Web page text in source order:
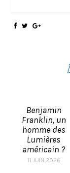
Benjamin
Franklin, un
homme des
Lumières
américain ?
11 JUIN 2026